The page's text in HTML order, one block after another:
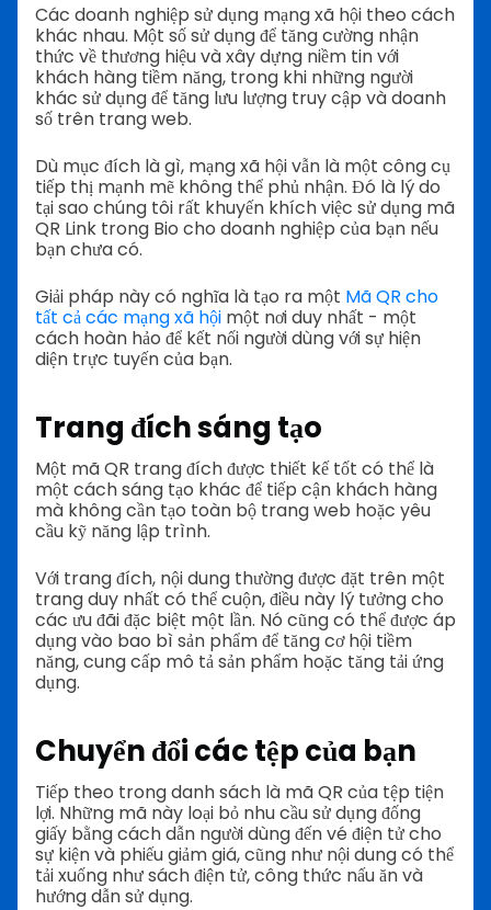
Các doanh nghiệp sử dụng mạng xã hội theo cách
khác nhau. Một số sử dụng để tăng cường nhận
thức về thương hiệu và xây dựng niềm tin với
khách hàng tiềm năng, trong khi những người
khác sử dụng để tăng lưu lượng truy cập và doanh
số trên trang web.
Dù mục đích là gì, mạng xã hội vẫn là một công cụ
tiếp thị mạnh mẽ không thể phủ nhận. Đó là lý do
tại sao chúng tôi rất khuyến khích việc sử dụng mã
QR Link trong Bio cho doanh nghiệp của bạn nếu
bạn chưa có.
Giải pháp này có nghĩa là tạo ra một Mã QR cho
tất cả các mạng xã hội một nơi duy nhất - một
cách hoàn hảo để kết nối người dùng với sự hiện
diện trực tuyến của bạn.
Trang đích sáng tạo
Một mã QR trang đích được thiết kế tốt có thể là
một cách sáng tạo khác để tiếp cận khách hàng
mà không cần tạo toàn bộ trang web hoặc yêu
cầu kỹ năng lập trình.
Với trang đích, nội dung thường được đặt trên một
trang duy nhất có thể cuộn, điều này lý tưởng cho
các ưu đãi đặc biệt một lần. Nó cũng có thể được áp
dụng vào bao bì sản phẩm để tăng cơ hội tiềm
năng, cung cấp mô tả sản phẩm hoặc tăng tải ứng
dụng.
Chuyển đổi các tệp của bạn
Tiếp theo trong danh sách là mã QR của tệp tiện
lợi. Những mã này loại bỏ nhu cầu sử dụng đống
giấy bằng cách dẫn người dùng đến vé điện tử cho
sự kiện và phiếu giảm giá, cũng như nội dung có thể
tải xuống như sách điện tử, công thức nấu ăn và
hướng dẫn sử dụng.